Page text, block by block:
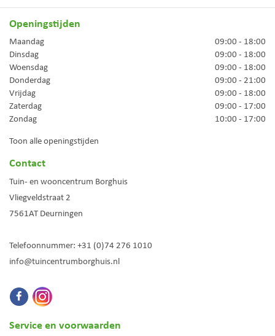
Openingstijden
Maandag
09:00 - 18:00
Dinsdag
09:00 - 18:00
Woensdag
09:00 - 18:00
Donderdag
09:00 - 21:00
Vrijdag
09:00 - 18:00
Zaterdag
09:00 - 17:00
Zondag
10:00 - 17:00
Toon alle openingstijden
Contact
Tuin- en wooncentrum Borghuis
Vliegveldstraat 2
7561AT Deurningen
Telefoonnummer: +31 (0)74 276 1010
info@tuincentrumborghuis.nl
Service en voorwaarden